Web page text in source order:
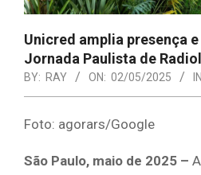
Unicred amplia presença
Jornada Paulista de
BY: RAY ON: 02/05/2025
Foto: agorars/Google
São Paulo, maio de 2025 –